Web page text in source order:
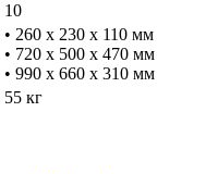
10
• 260 x 230 x 110 мм
• 720 x 500 x 470 мм
• 990 x 660 x 310 мм
55 кг